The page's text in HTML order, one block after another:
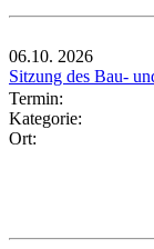
06.10. 2026
Sitzung des Bau-
Termin:
Kategorie:
Ort: